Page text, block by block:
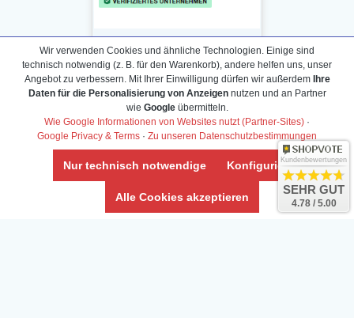
Daten­schutz­erklärung
Widerrufs­recht /Widerrufs­formular
AGB & Info
Impressum
Umwelt und Entsorgung
Vertrag widerrufen
Wir verwenden Cookies und ähnliche Technologien. Einige sind
technisch notwendig (z. B. für den Warenkorb), andere helfen uns, unser
Angebot zu verbessern. Mit Ihrer Einwilligung dürfen wir außerdem Ihre
Daten für die Personalisierung von Anzeigennutzen und an Partner
wie Googleübermitteln.
Wie Google Informationen von Websites nutzt (Partner-Sites) ·
Google Privacy & Terms · Zu unseren Datenschutzbestimmungen
Nur technisch notwendige Konfigurieren
Alle Cookies akzeptieren
Kundenbewertungen
SEHR GUT
4.78 / 5.00